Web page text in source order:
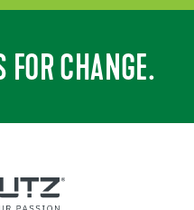
FOR CHANGE.